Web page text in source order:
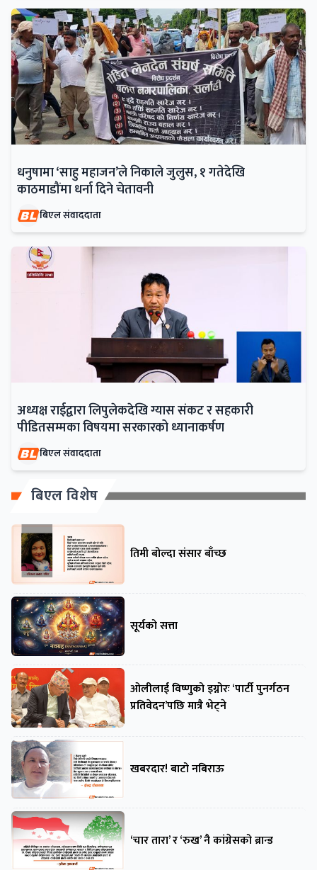
धनुषामा ‘साहु महाजन’ले निकाले जुलुस, १ गतेदेखि
काठमाडौंमा धर्ना दिने चेतावनी
बिएल संवाददाता
अध्यक्ष राईद्वारा लिपुलेकदेखि ग्यास संकट र सहकारी
पीडितसम्मका विषयमा सरकारको ध्यानाकर्षण
बिएल संवाददाता
बिएल विशेष
तिमी बोल्दा संसार बाँच्छ
सूर्यको सत्ता
ओलीलाई विष्णुको इग्नोरः ‘पार्टी पुनर्गठन
प्रतिवेदन’पछि मात्रै भेट्ने
खबरदार! बाटो नबिराऊ
‘चार तारा’ र ‘रुख’ नै कांग्रेसको ब्रान्ड